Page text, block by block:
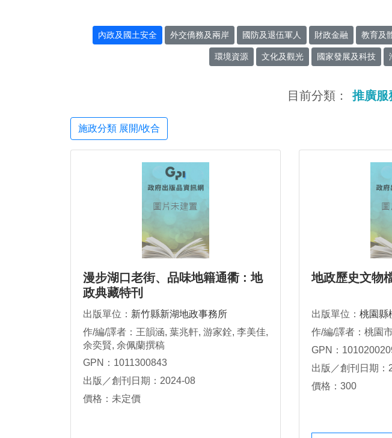
內政及國土安全 外交僑務及兩岸 國防及退伍軍人 財政金融 教育及
環境資源 文化及觀光 國家發展及科技
目前分類： 推廣服
施政分類 展開/收合
漫步湖口老街、品味地籍通衢 : 地
政典藏特刊
出版單位： 新竹縣新湖地政事務所
作/編/譯者：王韻涵, 葉兆軒, 游家銓, 李美佳,
余奕賢, 余佩蘭撰稿
GPN：1011300843
出版／創刊日期：2024-08
價格：未定價
地政歷史文物
出版單位： 桃園縣
作/編/譯者：桃園
GPN：
出版／創刊日期：
價格：300